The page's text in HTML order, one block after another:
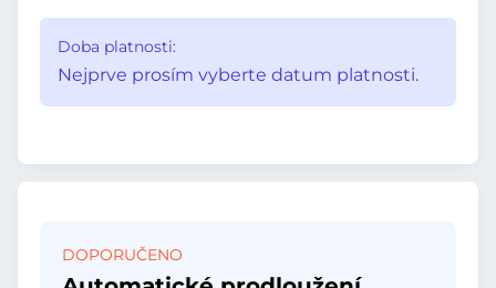
Doba platnosti:
Nejprve prosím vyberte datum platnosti.
DOPORUČENO